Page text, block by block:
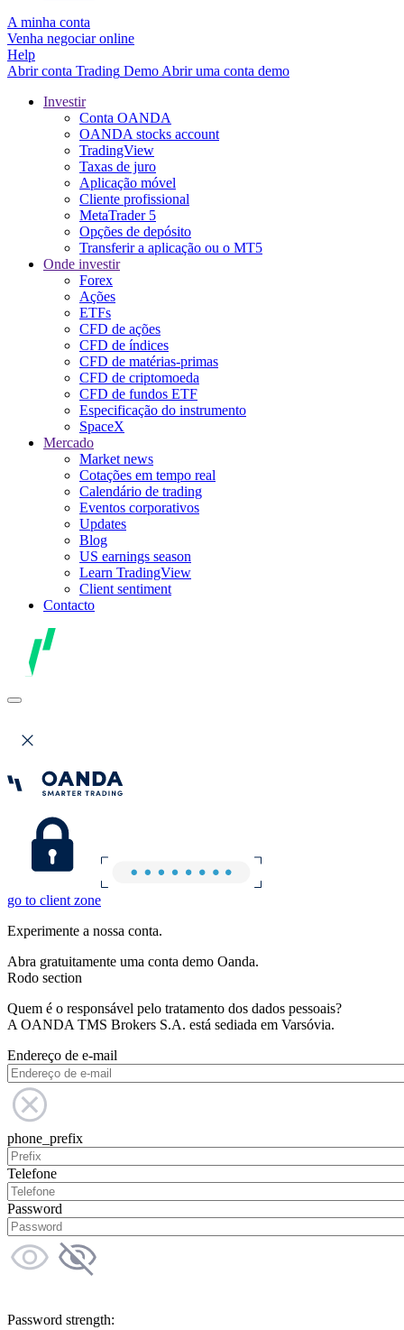
A minha conta
Venha negociar online
Help
Abrir conta Trading Demo Abrir uma conta demo
Investir
Conta OANDA
OANDA stocks account
TradingView
Taxas de juro
Aplicação móvel
Cliente profissional
MetaTrader 5
Opções de depósito
Transferir a aplicação ou o MT5
Onde investir
Forex
Ações
ETFs
CFD de ações
CFD de índices
CFD de matérias-primas
CFD de criptomoeda
CFD de fundos ETF
Especificação do instrumento
SpaceX
Mercado
Market news
Cotações em tempo real
Calendário de trading
Eventos corporativos
Updates
Blog
US earnings season
Learn TradingView
Client sentiment
Contacto
go to client zone
Experimente a nossa conta.
Abra gratuitamente uma conta demo Oanda.
Rodo section
Quem é o responsável pelo tratamento dos dados pessoais?
A OANDA TMS Brokers S.A. está sediada em Varsóvia.
Endereço de e-mail
phone_prefix
Telefone
Password
Password strength: